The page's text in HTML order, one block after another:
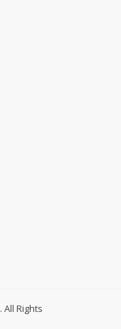
. All Rights